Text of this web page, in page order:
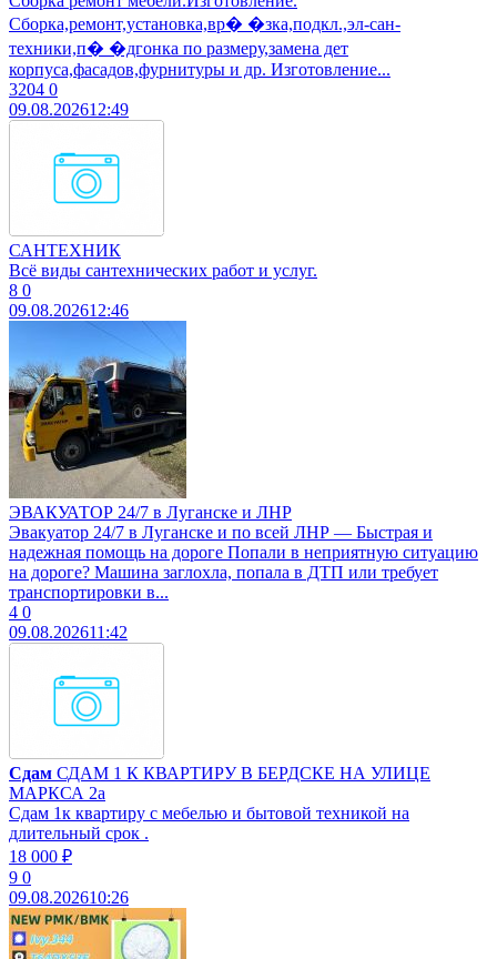
Сборка,ремонт,установка,вр� �зка,подкл.,эл-сан-
техники,п� �дгонка по размеру,замена дет
корпуса,фасадов,фурнитуры и др. Изготовление...
3204 0
09.08.202612:49
САНТЕХНИК
Всё виды сантехнических работ и услуг.
8 0
09.08.202612:46
ЭВАКУАТОР 24/7 в Луганске и ЛНР
Эвакуатор 24/7 в Луганске и по всей ЛНР — Быстрая и
надежная помощь на дороге Попали в неприятную ситуацию
на дороге? Машина заглохла, попала в ДТП или требует
транспортировки в...
4 0
09.08.202611:42
Сдам СДАМ 1 К КВАРТИРУ В БЕРДСКЕ НА УЛИЦЕ
МАРКСА 2а
Сдам 1к квартиру с мебелью и бытовой техникой на
длительный срок .
18 000 ₽
9 0
09.08.202610:26